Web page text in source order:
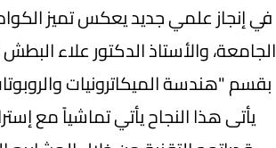
في إنجاز علمي جديد يعكس تميز
الجامعة، والأستاذ الدكتور علاء
بقسم "هندسة الميكاترونيات
يأتى هذا النجاح يأتي تماشياً مع